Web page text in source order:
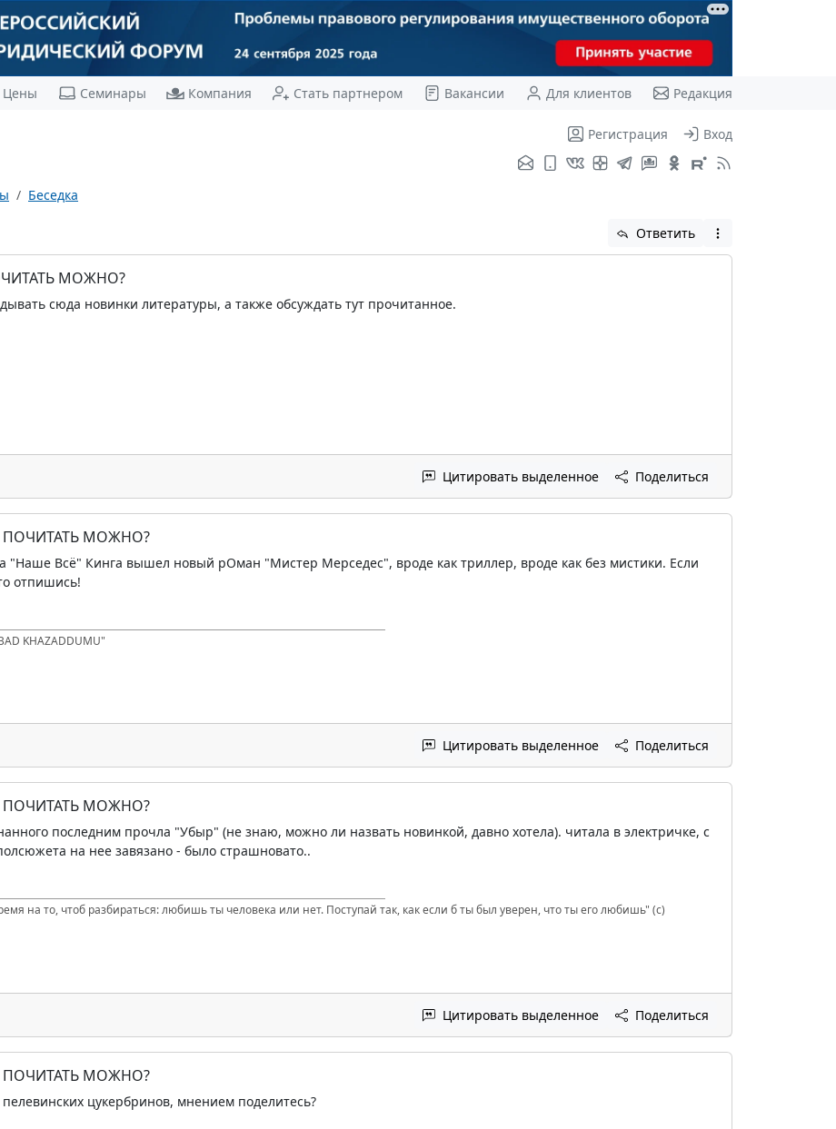
Цены Семинары Компания Стать партнером Вакансии Для клиентов Редакция
Регистрация Вход
Беседка
Ответить
МОЖНО?
сюда новинки литературы, а также обсуждать тут прочитанное.
Цитировать выделенное Поделиться
ПОЧИТАТЬ МОЖНО?
"Наше Всё" Кинга вышел новый рОман "Мистер Мерседес", вроде как триллер, вроде как без мистики. Если
отпишись!
KHAZADDUMU"
Цитировать выделенное Поделиться
ПОЧИТАТЬ МОЖНО?
последним прочла "Убыр" (не знаю, можно ли назвать новинкой, давно хотела). читала в электричке, с
на нее завязано - было страшновато..
на то, чтоб разбираться: любишь ты человека или нет. Поступай так, как если б ты был уверен, что ты его любишь" (с)
Цитировать выделенное Поделиться
ПОЧИТАТЬ МОЖНО?
пелевинских цукербринов, мнением поделитесь?